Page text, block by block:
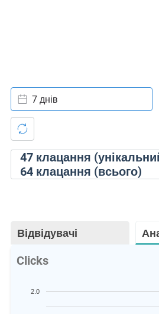
47клацання
64клацання (всього)
7 днів
Відвідувачі
Clicks
2.0